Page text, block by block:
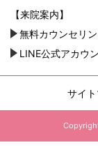
【来院案内】
無料カウンセリ
LINE公式アカウ
サイ